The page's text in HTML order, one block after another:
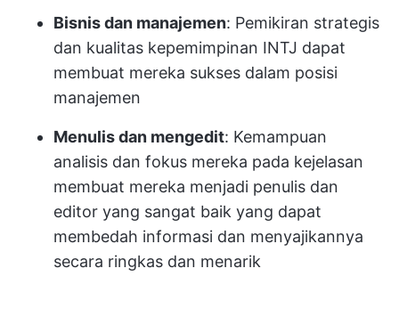
Bisnis dan manajemen: Pemikiran strategis
dan kualitas kepemimpinan INTJ dapat
membuat mereka sukses dalam posisi
manajemen
Menulis dan mengedit: Kemampuan
analisis dan fokus mereka pada kejelasan
membuat mereka menjadi penulis dan
editor yang sangat baik yang dapat
membedah informasi dan menyajikannya
secara ringkas dan menarik